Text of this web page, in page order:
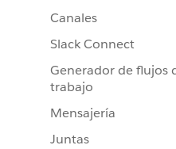
Canales
Slack Connect
Generador de flujos
trabajo
Mensajería
Juntas